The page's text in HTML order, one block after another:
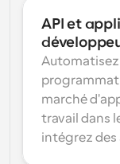
API et
marché
travail dans
intégrez des